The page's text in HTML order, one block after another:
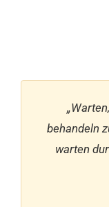
behandeln
warten